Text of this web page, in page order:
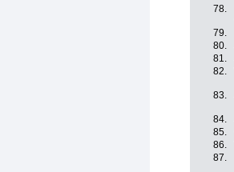
78.
79.
80.
81.
82.
83.
84.
85.
86.
87.